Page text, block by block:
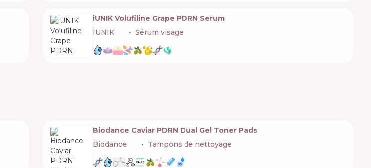
iUNIK Volufiline Grape PDRN Serum
IUNIK
Sérum visage
Biodance Caviar PDRN Dual Gel Toner Pads
Biodance
Tampons de nettoyage